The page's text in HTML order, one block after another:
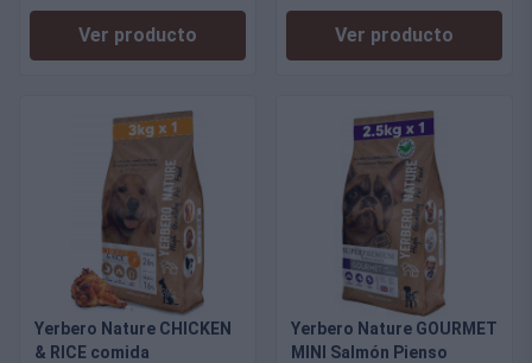
Ver producto Ver producto
Yerbero Nature CHICKEN
& RICE comida
Yerbero Nature GOURMET
MINI Salmón Pienso